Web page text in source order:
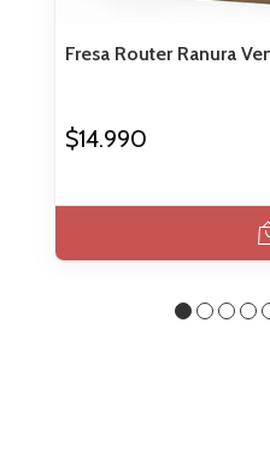
Fresa Router Ranura
$14.990